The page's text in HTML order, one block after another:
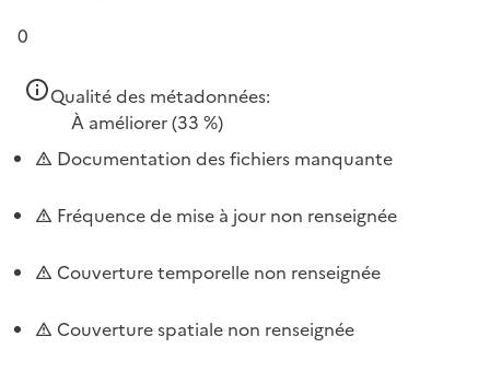
0
Qualité des métadonnées:
À améliorer(33 %)
Documentation des fichiers manquante
Fréquence de mise à jour non renseignée
Couverture temporelle non renseignée
Couverture spatiale non renseignée